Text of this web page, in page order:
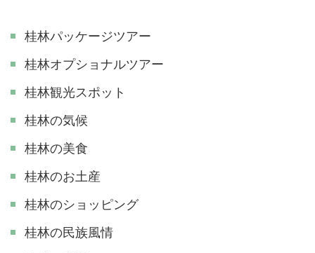
桂林パッケージツアー
桂林オプショナルツアー
桂林観光スポット
桂林の気候
桂林の美食
桂林のお土産
桂林のショッピング
桂林の民族風情